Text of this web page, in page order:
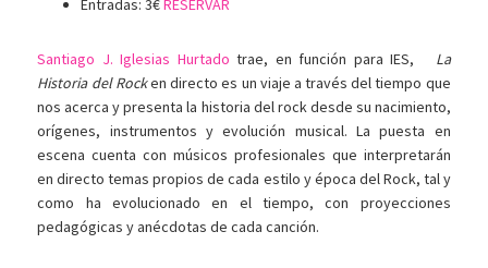
Entradas: 3€RESERVAR
Santiago J. Iglesias Hurtado trae, en función para IES,
La
Historia del Rocken directo es un viaje a través del tiempo que
nos acerca y presenta la historia del rock desde su nacimiento,
orígenes, instrumentos y evolución musical. La puesta en
escena cuenta con músicos profesionales que interpretarán
en directo temas propios de cada estilo y época del Rock, tal y
como ha evolucionado en el tiempo, con proyecciones
pedagógicas y anécdotas de cada canción.